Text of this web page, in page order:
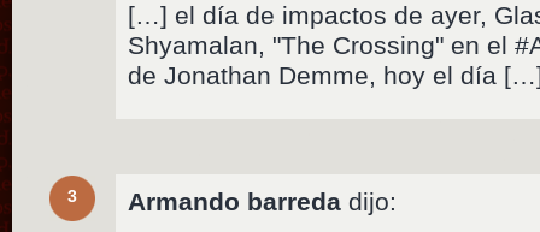
[…] el día de impactos de ayer,
Shyamalan, "The Crossing" en el
de Jonathan Demme, hoy el día
3 Armando barreda dijo: